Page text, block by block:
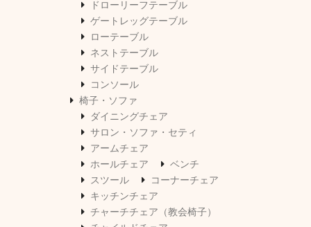
ドローリーフテーブル
ゲートレッグテーブル
ローテーブル
ネストテーブル
サイドテーブル
コンソール
椅子・ソファ
ダイニングチェア
サロン・ソファ・セティ
アームチェア
ホールチェア
ベンチ
スツール
コーナーチェア
キッチンチェア
チャーチチェア（教会椅子）